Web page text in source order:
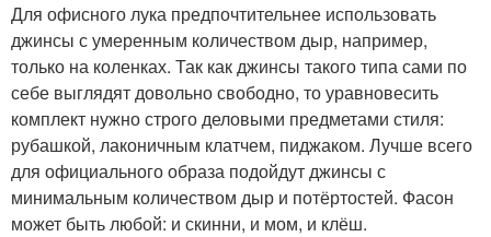
Для офисного лука предпочтительнее использовать
джинсы с умеренным количеством дыр, например,
только на коленках. Так как джинсы такого типа сами по
себе выглядят довольно свободно, то уравновесить
комплект нужно строго деловыми предметами стиля:
рубашкой, лаконичным клатчем, пиджаком. Лучше всего
для официального образа подойдут джинсы с
минимальным количеством дыр и потёртостей. Фасон
может быть любой: и скинни, и мом, и клёш.